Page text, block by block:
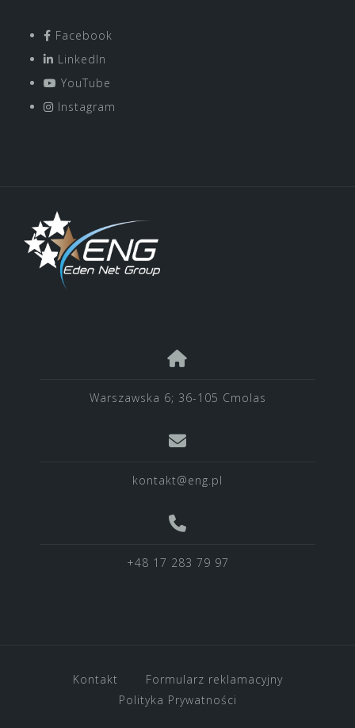
Facebook
LinkedIn
YouTube
Instagram
Warszawska 6; 36-105 Cmolas
kontakt@eng.pl
+48 17 283 79 97
Kontakt
Formularz reklamacyjny
Polityka Prywatności